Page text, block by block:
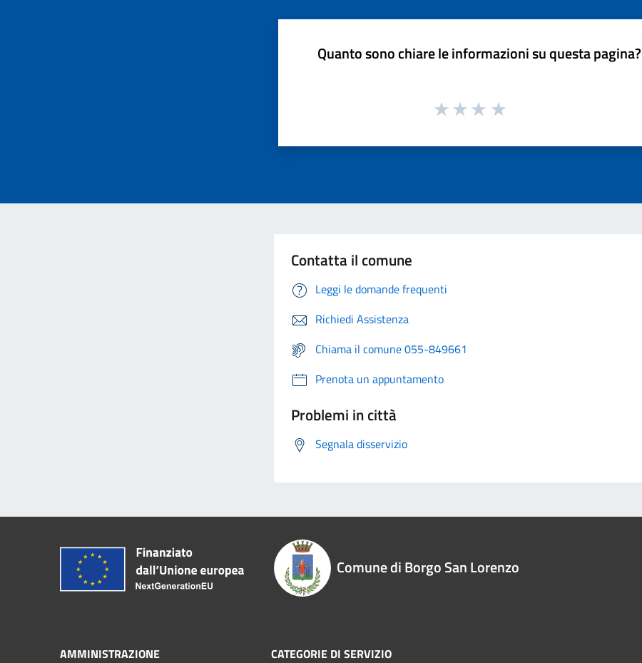
Quanto sono chiare le informazioni su questa pagina?
Contatta il comune
Leggi le domande frequenti
Richiedi Assistenza
Chiama il comune 055-849661
Prenota un appuntamento
Problemi in città
Segnala disservizio
Comune di Borgo San Lorenzo
AMMINISTRAZIONE CATEGORIE DI SERVIZIO